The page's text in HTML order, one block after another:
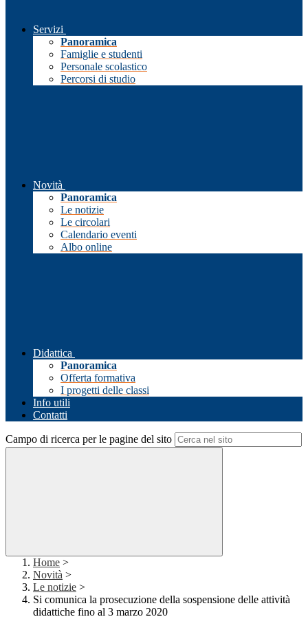
Servizi
Panoramica
Famiglie e studenti
Personale scolastico
Percorsi di studio
Novità
Panoramica
Le notizie
Le circolari
Calendario eventi
Albo online
Didattica
Panoramica
Offerta formativa
I progetti delle classi
Info utili
Contatti
Campo di ricerca per le pagine del sito
Home >
Novità >
Le notizie >
Si comunica la prosecuzione della sospensione delle attività
didattiche fino al 3 marzo 2020